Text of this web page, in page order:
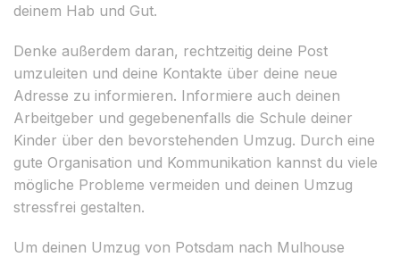
deinem Hab und Gut.
Denke außerdem daran, rechtzeitig deine Post
umzuleiten und deine Kontakte über deine neue
Adresse zu informieren. Informiere auch deinen
Arbeitgeber und gegebenenfalls die Schule deiner
Kinder über den bevorstehenden Umzug. Durch eine
gute Organisation und Kommunikation kannst du viele
mögliche Probleme vermeiden und deinen Umzug
stressfrei gestalten.
Um deinen Umzug von Potsdam nach Mulhouse